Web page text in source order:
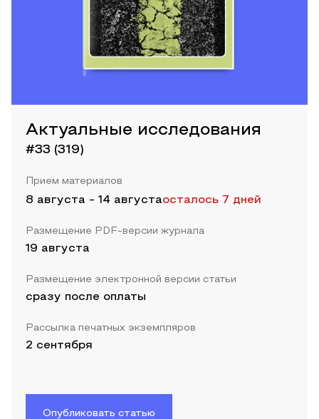
Актуальные исследования
#33 (319)
Прием материалов
8 августа - 14 августаосталось 7 дней
Размещение PDF-версии журнала
19 августа
Размещение электронной версии статьи
сразу после оплаты
Рассылка печатных экземпляров
2 сентября
Опубликовать статью